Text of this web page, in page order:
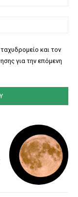
και τον
για την επόμενη